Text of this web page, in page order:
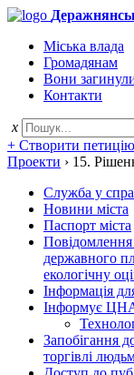
Міська влада
Громадянам
Вони
Контакти
x
+ Створити петицію
Проекти › 15.
Служба у
Новини міста
Паспорт міста
державного
екологічну
Інформація
Інформує
Запобігання
торгівлі